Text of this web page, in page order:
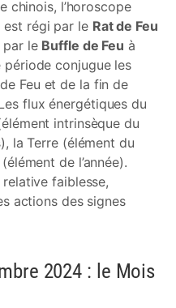
chinois, l’horoscope
régi par le Rat de Feu
par le Buffle de Feu à
conjugue les
Feu et de la fin de
flux énergétiques du
intrinsèque du
la Terre (élément du
de l’année).
faiblesse,
actions des signes
2024 : le Mois